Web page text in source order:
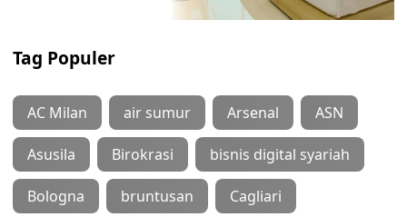
Tag Populer
AC Milan air sumur Arsenal ASN
Asusila Birokrasi bisnis digital syariah
Bologna bruntusan Cagliari